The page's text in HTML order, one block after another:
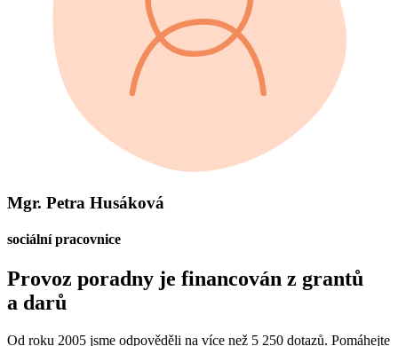
Mgr. Petra Husáková
sociální pracovnice
Provoz poradny je financován z grantů
a darů
Od roku 2005 jsme odpověděli na více než 5 250 dotazů. Pomáhejte